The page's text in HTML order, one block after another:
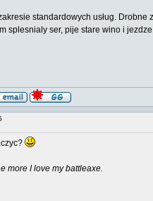
standardowych usług. Drobne
splesnialy ser, pije stare wino i
more I love my battleaxe.